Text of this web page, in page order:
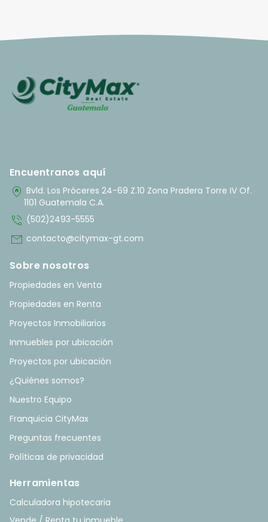
Encuentranos aquí
home_pin Bvld. Los Próceres 24-69 Z.10 Zona Pradera Torre IV Of.
1101 Guatemala C.A.
phone_in_talk (502)2493-5555
mail contacto@citymax-gt.com
Sobre nosotros
Propiedades en Venta
Propiedades en Renta
Proyectos Inmobiliarios
Inmuebles por ubicación
Proyectos por ubicación
¿Quiénes somos?
Nuestro Equipo
Franquicia CityMax
Preguntas frecuentes
Políticas de privacidad
Herramientas
Calculadora hipotecaria